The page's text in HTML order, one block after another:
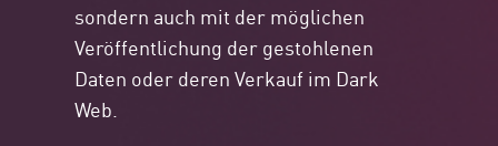
sondern auch mit der möglichen
Veröffentlichung der gestohlenen
Daten oder deren Verkauf im Dark
Web.